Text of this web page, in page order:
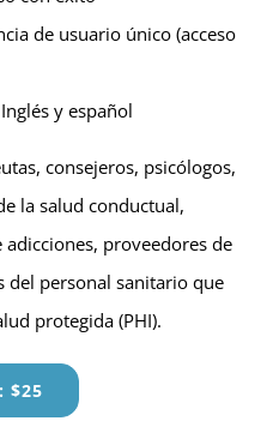
de usuario único (acceso
y español
consejeros, psicólogos,
la salud conductual,
proveedores de
personal sanitario que
protegida (PHI).
$25